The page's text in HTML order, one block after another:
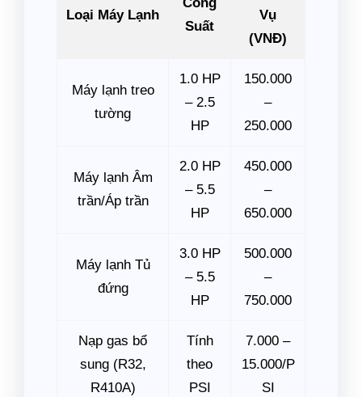
Loại Máy Lạnh
Suất
Vụ
(VNĐ)
Máy lạnh treo
tường
1.0 HP
– 2.5
HP
150.000
–
250.000
Máy lạnh Âm
trần/Áp trần
2.0 HP
– 5.5
HP
450.000
–
650.000
Máy lạnh Tủ
đứng
3.0 HP
– 5.5
HP
500.000
–
750.000
Nạp gas bổ
sung (R32,
R410A)
Tính
theo
PSI
7.000 –
15.000/P
SI